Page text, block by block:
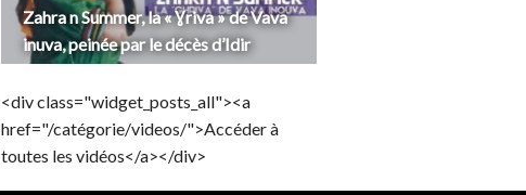
Zahra n Summer, la « Ɣriva » de Vava
inuva, peinée par le décès d’Idir
<div class="widget_posts_all"><a
href="/catégorie/videos/">Accéder à
toutes les vidéos</a></div>